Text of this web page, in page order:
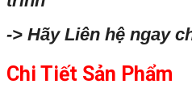
-> Hãy Liên hệ ngay
Chi Tiết Sản Phẩm